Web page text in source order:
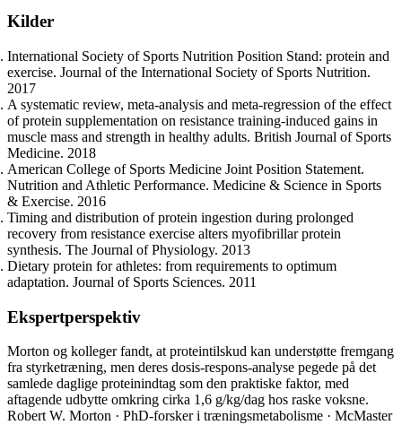
Kilder
International Society of Sports Nutrition Position Stand: protein and
exercise. Journal of the International Society of Sports Nutrition.
2017
A systematic review, meta-analysis and meta-regression of the effect
of protein supplementation on resistance training-induced gains in
muscle mass and strength in healthy adults. British Journal of Sports
Medicine. 2018
American College of Sports Medicine Joint Position Statement.
Nutrition and Athletic Performance. Medicine & Science in Sports
& Exercise. 2016
Timing and distribution of protein ingestion during prolonged
recovery from resistance exercise alters myofibrillar protein
synthesis. The Journal of Physiology. 2013
Dietary protein for athletes: from requirements to optimum
adaptation. Journal of Sports Sciences. 2011
Ekspertperspektiv
Morton og kolleger fandt, at proteintilskud kan understøtte fremgang
fra styrketræning, men deres dosis-respons-analyse pegede på det
samlede daglige proteinindtag som den praktiske faktor, med
aftagende udbytte omkring cirka 1,6 g/kg/dag hos raske voksne.
Robert W. Morton · PhD-forsker i træningsmetabolisme · McMaster